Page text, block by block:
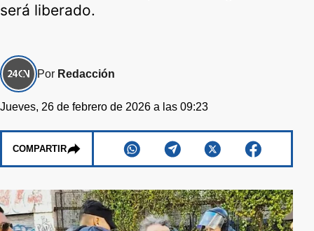
será liberado.
Por Redacción
Jueves, 26 de febrero de 2026 a las 09:23
COMPARTIR